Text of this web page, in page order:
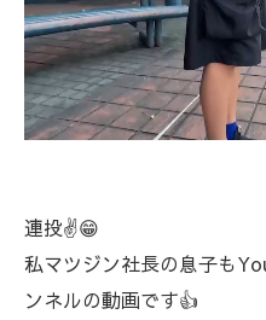
連投✌️😁
私マツジン社長の息子も
ンネルの動画です👍